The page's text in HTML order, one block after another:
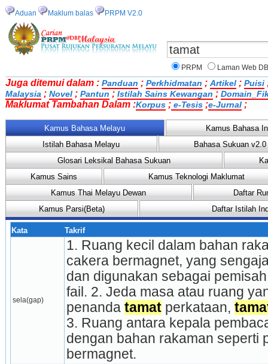
Aduan Maklum balas PRPM V2.0
PRPM Laman Web
Juga ditemui dalam : Panduan ; Perkhidmatan ; Artikel ; Puisi
Malaysia ; Novel ; Pantun ; Istilah Sains Kewangan ;
Maklumat Tambahan Dalam :Korpus ; e-Tesis ;e-Jurnal ;
Kamus Bahasa Melayu
Kamus Bahasa
Istilah Bahasa Melayu
Bahasa Sukuan v2.0
Glosari Leksikal Bahasa Sukuan
Kamus Sains
Kamus Teknologi Maklumat
Kamus Thai Melayu Dewan
Daftar
Kamus Parsi(Beta)
Daftar Istilah
Kata Takrif
sela(gap)
1. Ruang kecil dalam bahan
cakera bermagnet, yang
dan digunakan sebagai
fail. 2. Jeda masa atau ruang
penanda tamat perkataan,
3. Ruang antara kepala
dengan bahan rakaman seperti
bermagnet.